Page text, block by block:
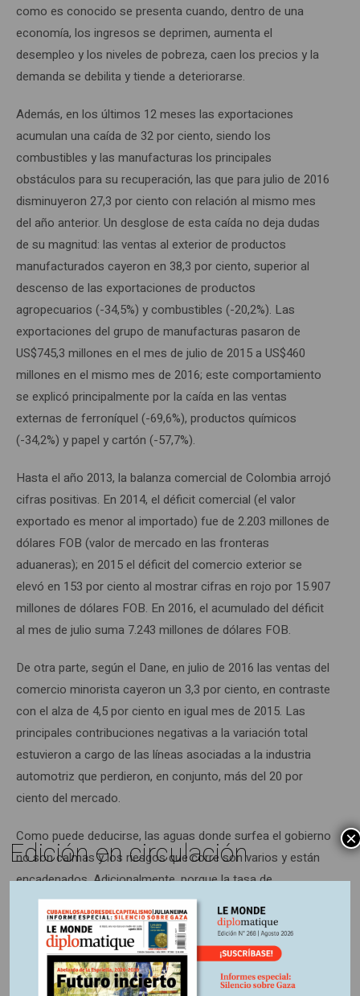
como es conocido se presenta cuando, dentro de una
economía, los ingresos se deprimen, aumenta el
desempleo y los niveles de pobreza, caen los precios y la
demanda se debilita y tiende a deteriorarse.
Además, en los últimos 12 meses las exportaciones
acumulan una caída de 32 por ciento, siendo los
combustibles y las manufacturas los principales
obstáculos para su recuperación, las que para julio de 2016
disminuyeron 27,3 por ciento con relación al mismo mes
del año anterior. Un desglose de esta caída no deja dudas
de su magnitud: las ventas al exterior de productos
manufacturados cayeron en 38,3 por ciento, superior al
descenso de las exportaciones de productos
agropecuarios (-34,5%) y combustibles (-20,2%). Las
exportaciones del grupo de manufacturas pasaron de
US$745,3 millones en el mes de julio de 2015 a US$460
millones en el mismo mes de 2016; este comportamiento
se explicó principalmente por la caída en las ventas
externas de ferroníquel (-69,6%), productos químicos
(-34,2%) y papel y cartón (-57,7%).
Hasta el año 2013, la balanza comercial de Colombia arrojó
cifras positivas. En 2014, el déficit comercial (el valor
exportado es menor al importado) fue de 2.203 millones de
dólares FOB (valor de mercado en las fronteras
aduaneras); en 2015 el déficit del comercio exterior se
elevó en 153 por ciento al mostrar cifras en rojo por 15.907
millones de dólares FOB. En 2016, el acumulado del déficit
al mes de julio suma 7.243 millones de dólares FOB.
De otra parte, según el Dane, en julio de 2016 las ventas del
comercio minorista cayeron un 3,3 por ciento, en contraste
con el alza de 4,5 por ciento en igual mes de 2015. Las
principales contribuciones negativas a la variación total
estuvieron a cargo de las líneas asociadas a la industria
automotriz que perdieron, en conjunto, más del 20 por
ciento del mercado.
Como puede deducirse, las aguas donde surfea el gobierno
no son calmas y los riesgos que corre son varios y están
encadenados. Adicionalmente, porque la tasa de
desempleo vuelve a aumentar por culpa de la pérdida de
velocidad en el desempeño económico. En efecto, según el
Dane, la tasa de desempleo (porcentaje entre el número de
desempleados y la PEA), para el mes de julio de 2016, fue
9,8 por ciento, aumentando 1,0 puntos porcentuales
Edición en circulación ×